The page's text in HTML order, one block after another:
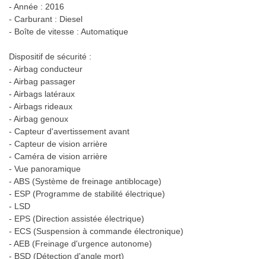
- Année : 2016
- Carburant : Diesel
- Boîte de vitesse : Automatique
Dispositif de sécurité :
- Airbag conducteur
- Airbag passager
- Airbags latéraux
- Airbags rideaux
- Airbag genoux
- Capteur d'avertissement avant
- Capteur de vision arrière
- Caméra de vision arrière
- Vue panoramique
- ABS (Système de freinage antiblocage)
- ESP (Programme de stabilité électrique)
- LSD
- EPS (Direction assistée électrique)
- ECS (Suspension à commande électronique)
- AEB (Freinage d'urgence autonome)
- BSD (Détection d'angle mort)